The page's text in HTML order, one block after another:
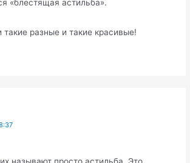
«блестящая астильба».
такие разные и такие красивые!
называют просто астильба. Это